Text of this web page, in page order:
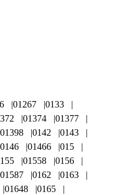
01267
0133
01374
01377
01398 0142
0143
0146 01466
015
01558
0156
01587 0162
0163
01648
0165